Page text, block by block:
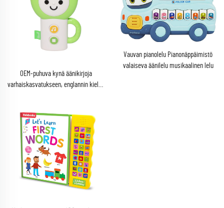
OEM-puhuva kynä äänikirjoja
varhaiskasvatukseen, englannin kielen
paristokäyttöinen
Vauvan pianolelu Pianonäppäimistö
valaiseva äänilelu musikaalinen lelu